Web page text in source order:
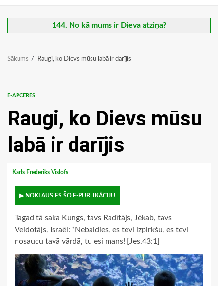
144. No kā mums ir Dieva atziņa?
Sākums Raugi, ko Dievs mūsu labā ir darījis
E-APCERES
Raugi, ko Dievs mūsu
labā ir darījis
Karls Frederiks Vislofs
▶ NOKLAUSIES ŠO E-PUBLIKĀCIJU
Tagad tā saka Kungs, tavs Radītājs, Jēkab, tavs
Veidotājs, Israēl: “Nebaidies, es tevi izpirkšu, es tevi
nosaucu tavā vārdā, tu esi mans! [Jes.43:1]